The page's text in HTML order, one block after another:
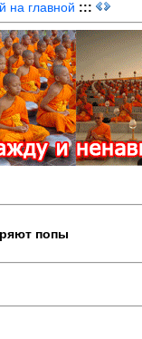
на главной :::
попы